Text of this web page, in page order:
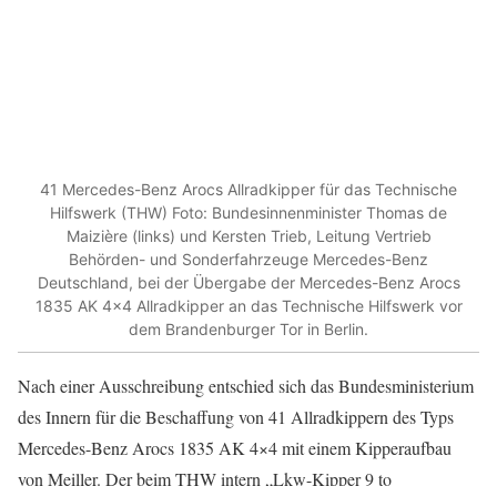
41 Mercedes-Benz Arocs Allradkipper für das Technische
Hilfswerk (THW) Foto: Bundesinnenminister Thomas de
Maizière (links) und Kersten Trieb, Leitung Vertrieb
Behörden- und Sonderfahrzeuge Mercedes-Benz
Deutschland, bei der Übergabe der Mercedes-Benz Arocs
1835 AK 4×4 Allradkipper an das Technische Hilfswerk vor
dem Brandenburger Tor in Berlin.
Nach einer Ausschreibung entschied sich das Bundesministerium
des Innern für die Beschaffung von 41 Allradkippern des Typs
Mercedes-Benz Arocs 1835 AK 4×4 mit einem Kipperaufbau
von Meiller. Der beim THW intern „Lkw-Kipper 9 to